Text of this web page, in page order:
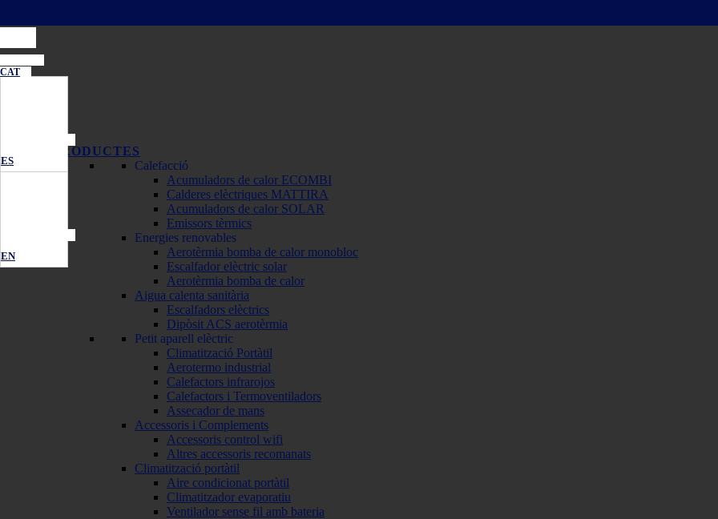
CAT
ES
EN
PRODUCTES
Calefacció
Acumuladors de calor ECOMBI
Calderes elèctriques MATTIRA
Acumuladors de calor SOLAR
Emissors tèrmics
Energies renovables
Aerotèrmia bomba de calor monobloc
Escalfador elèctric solar
Aerotèrmia bomba de calor
Aigua calenta sanitària
Escalfadors elèctrics
Dipòsit ACS aerotèrmia
Petit aparell elèctric
Climatització Portàtil
Aerotermo industrial
Calefactors infrarojos
Calefactors i Termoventiladors
Assecador de mans
Accessoris i Complements
Accessoris control wifi
Altres accessoris recomanats
Climatització portàtil
Aire condicionat portàtil
Climatitzador evaporatiu
Ventilador sense fil amb bateria